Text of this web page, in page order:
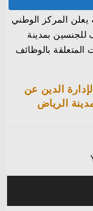
المركز الوطني
للجنسين بمدينة
المتعلقة بالوظائف
الدين عن
الرياض